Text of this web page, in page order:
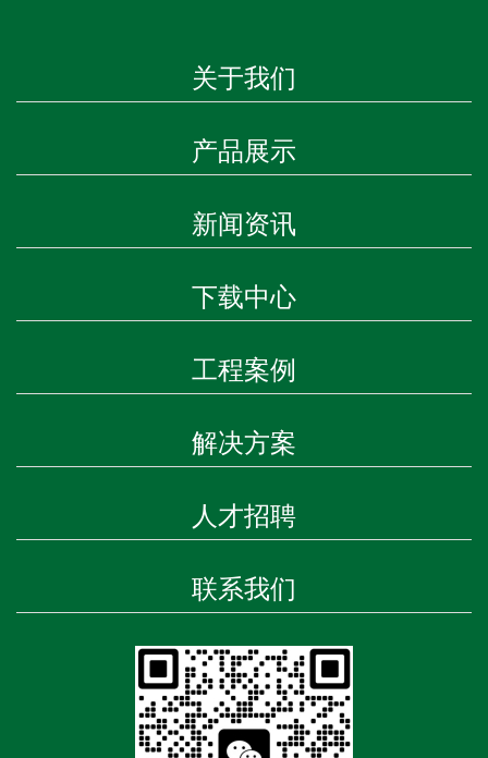
关于我们
产品展示
新闻资讯
下载中心
工程案例
解决方案
人才招聘
联系我们